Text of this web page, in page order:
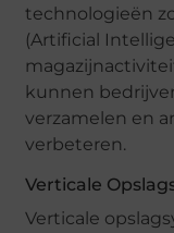
technologieën
(Artificial
kunnen
verzamelen en
verbeteren.
Verticale
Verticale